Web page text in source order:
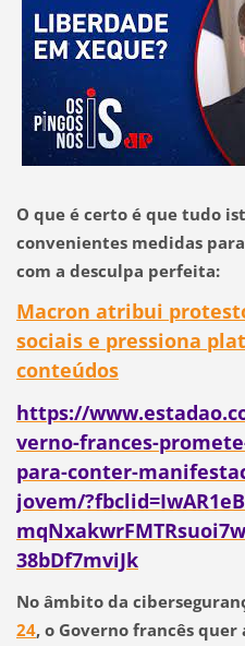
O que é certo é que tudo
convenientes medidas
com a desculpa perfeita:
Macron atribui
sociais e pressiona
conteúdos
https://
verno-frances-
para-conter-
jovem/
38bDf7mviJk
No âmbito da
24, o Governo francês